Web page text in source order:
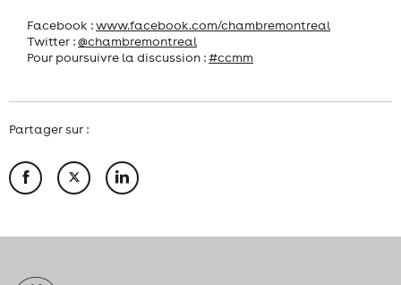
Facebook :www.facebook.com/chambremontreal
Twitter :@chambremontreal
Pour poursuivre la discussion :#ccmm
Partager sur :